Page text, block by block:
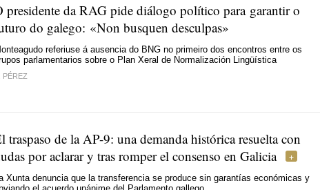
presidente da RAG pide diálogo político para garantir o
do galego: «Non busquen desculpas»
referiuse á ausencia do BNG no primeiro dos encontros entre os
parlamentarios sobre o Plan Xeral de Normalización Lingüística
PÉREZ
traspaso de la AP-9: una demanda histórica resuelta con
por aclarar y tras romper el consenso en Galicia
Xunta denuncia que la transferencia se produce sin garantías económicas y